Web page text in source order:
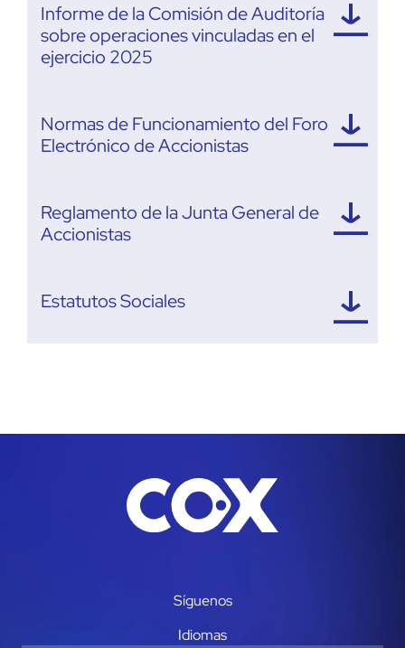
Informe de la Comisión de Auditoría
sobre operaciones vinculadas en el
ejercicio 2025
Normas de Funcionamiento del Foro
Electrónico de Accionistas
Reglamento de la Junta General de
Accionistas
Estatutos Sociales
Síguenos
Idiomas